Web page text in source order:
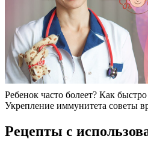
Ребенок часто болеет? Как
Укрепление иммунитета советы
Рецепты с